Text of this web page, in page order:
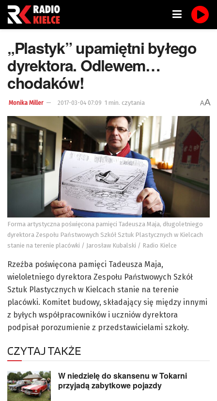
„Plastyk” upamiętni byłego
dyrektora. Odlewem…
chodaków!
Monika Miller 2017-03-04 07:09 1 min. czytania AA
Forma artystyczna poświęcona pamięci Tadeusza Maja, długoletniego
dyrektora Zespołu Państwowych Szkół Sztuk Plastycznych w Kielcach
stanie na terenie placówki / Jarosław Kubalski / Radio Kielce
Rzeźba poświęcona pamięci Tadeusza Maja,
wieloletniego dyrektora Zespołu Państwowych Szkół
Sztuk Plastycznych w Kielcach stanie na terenie
placówki. Komitet budowy, składający się między innymi
z byłych współpracowników i uczniów dyrektora
podpisał porozumienie z przedstawicielami szkoły.
CZYTAJ TAKŻE
W niedzielę do skansenu w Tokarni
przyjadą zabytkowe pojazdy